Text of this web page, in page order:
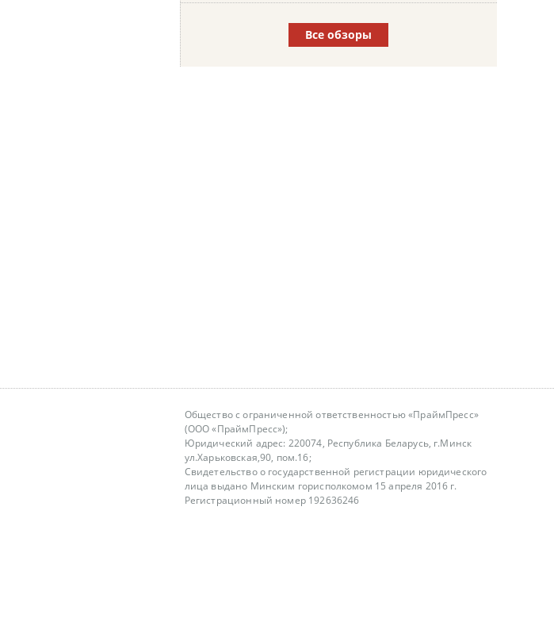
Все обзоры
Общество с ограниченной ответственностью «ПраймПресс»
(ООО «ПраймПресс»);
Юридический адрес: 220074, Республика Беларусь, г.Минск
ул.Харьковская,90, пом.16;
Свидетельство о государственной регистрации юридического
лица выдано Минским горисполкомом 15 апреля 2016 г.
Регистрационный номер 192636246